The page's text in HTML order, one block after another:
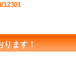
12301
ります！